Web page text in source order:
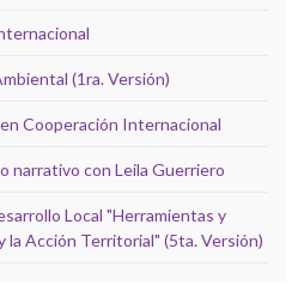
(1ra. Versión)
Cooperación Internacional
narrativo con Leila Guerriero
Local "Herramientas y
la Acción Territorial" (5ta. Versión)